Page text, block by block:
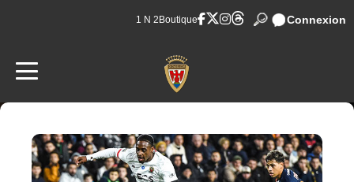
1 N 2 Boutique Connexion